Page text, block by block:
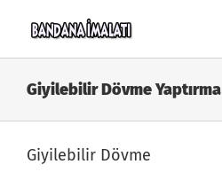
Giyilebilir Dövme Yaptırma
Giyilebilir Dövme